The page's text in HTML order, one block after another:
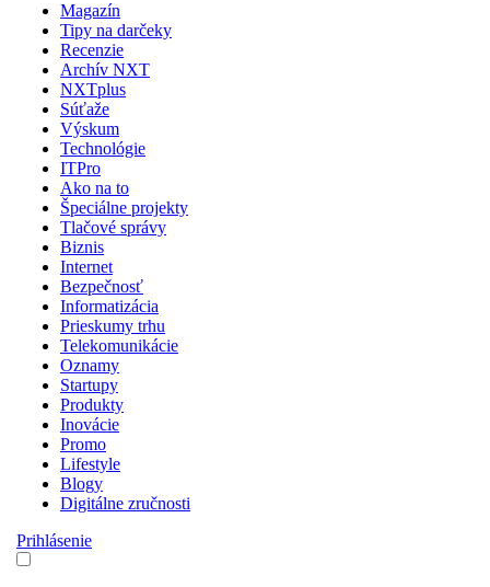
Magazín
Tipy na darčeky
Recenzie
Archív NXT
NXTplus
Súťaže
Výskum
Technológie
ITPro
Ako na to
Špeciálne projekty
Tlačové správy
Biznis
Internet
Bezpečnosť
Informatizácia
Prieskumy trhu
Telekomunikácie
Oznamy
Startupy
Produkty
Inovácie
Promo
Lifestyle
Blogy
Digitálne zručnosti
Prihlásenie